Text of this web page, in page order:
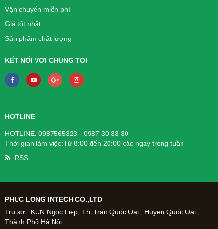
Vận chuyển miễn phí
Giá tốt nhất
Sản phẩm chất lượng
KẾT NỐI VỚI CHÚNG TÔI
HOTLINE
HOTLINE: 0987565323 - 0987 30 33 30
Thời gian làm việc:Từ 8:00 đến 20:00 các ngày trong tuần
RSS
PHUC LONG INTECH CO.,LTD
Trụ sở : KCN Ngọc Liệp, Thị Trấn Quốc Oai , Huyện Quốc Oai ,
Thành Phố Hà Nội